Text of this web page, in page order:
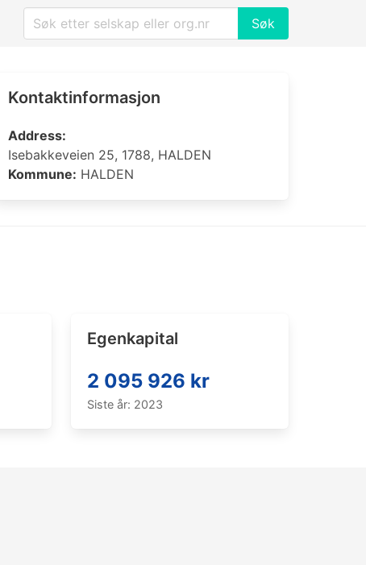
Søk
Kontaktinformasjon
Address:
Isebakkeveien 25, 1788, HALDEN
Kommune: HALDEN
Egenkapital
2 095 926 kr
Siste år: 2023